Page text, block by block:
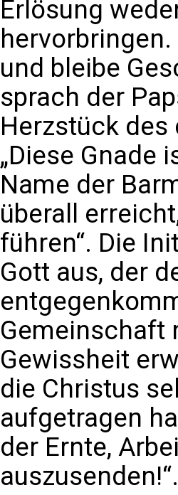
Erlösung
und bleibe
sprach der
Herzstück
„Diese Gnade
Name der
überall
führen“. Die
Gott aus, der
Gemeinschaft
Gewissheit
die Christus
aufgetragen
der Ernte,
auszusenden!“.